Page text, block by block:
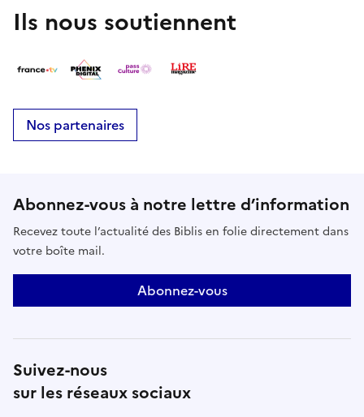
Ils nous soutiennent
Nos partenaires
Abonnez-vous à notre lettre d’information
Recevez toute l’actualité des Biblis en folie directement dans
votre boîte mail.
Abonnez-vous
Suivez-nous
sur les réseaux sociaux